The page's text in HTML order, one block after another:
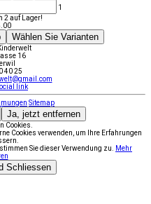
1
2 auf Lager!
Wählen Sie Varianten
16
40 25
link
Sitemap
Ja, jetzt entfernen
Cookies.
Cookies verwenden, um Ihre Erfahrungen
Sie dieser Verwendung zu.
Mehr
Schliessen